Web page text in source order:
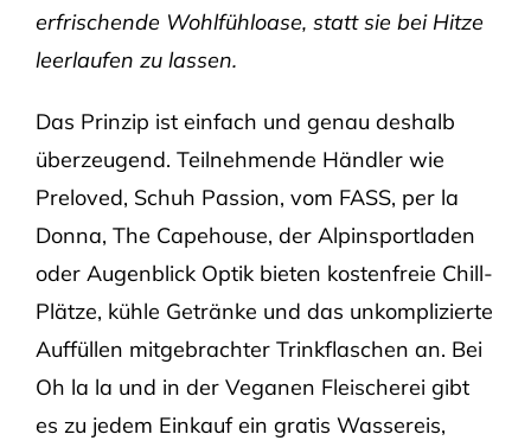
erfrischende Wohlfühloase, statt sie bei Hitze
leerlaufen zu lassen.
Das Prinzip ist einfach und genau deshalb
überzeugend. Teilnehmende Händler wie
Preloved, Schuh Passion, vom FASS, per la
Donna, The Capehouse, der Alpinsportladen
oder Augenblick Optik bieten kostenfreie Chill-
Plätze, kühle Getränke und das unkomplizierte
Auffüllen mitgebrachter Trinkflaschen an. Bei
Oh la la und in der Veganen Fleischerei gibt
es zu jedem Einkauf ein gratis Wassereis,